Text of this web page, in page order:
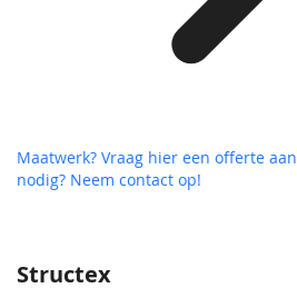
Structex
Maatwerk? Vraag hier een offerte aan
nodig? Neem contact op!